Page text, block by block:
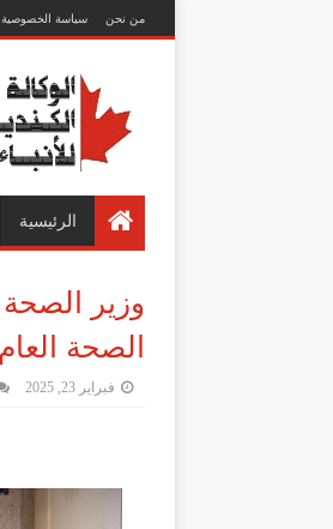
من نحن سياسة الخصوصية
الرئيسية
وزير
الصحة العام
فبراير 23, 2025